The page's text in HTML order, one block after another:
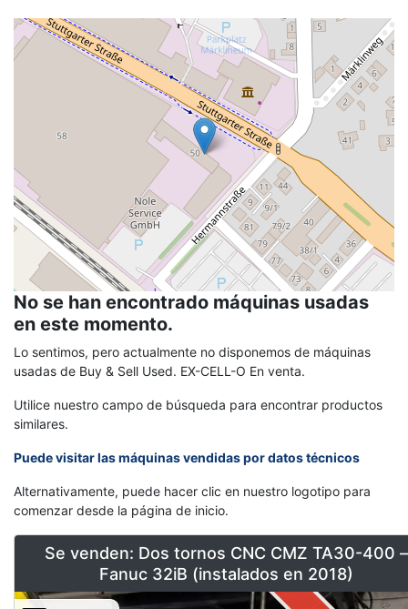
Geolocalización
No se han encontrado máquinas usadas
en este momento.
Lo sentimos, pero actualmente no disponemos de máquinas
usadas de Buy & Sell Used. EX-CELL-O En venta.
Utilice nuestro campo de búsqueda para encontrar productos
similares.
Puede visitar las máquinas vendidas por datos técnicos
Alternativamente, puede hacer clic en nuestro logotipo para
comenzar desde la página de inicio.
Se venden: Dos tornos CNC CMZ TA30-400 –
Fanuc 32iB (instalados en 2018)